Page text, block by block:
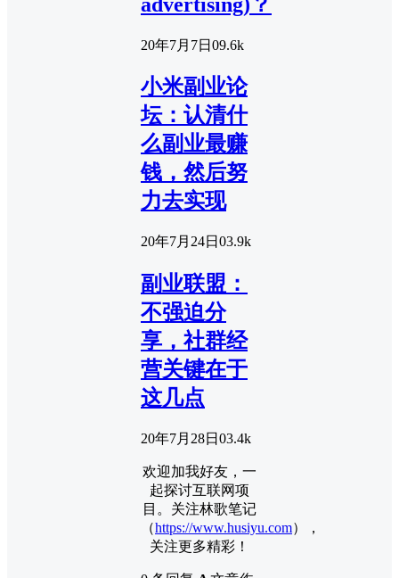
20年7月7日 09.6k
小米副业论
坛：认清什
么副业最赚
钱，然后努
力去实现
20年7月24日 03.9k
副业联盟：
不强迫分
享，社群经
营关键在于
这几点
20年7月28日 03.4k
欢迎加我好友，一
起探讨互联网项
目。关注林歌笔记
（https://www.husiyu.com），
关注更多精彩！